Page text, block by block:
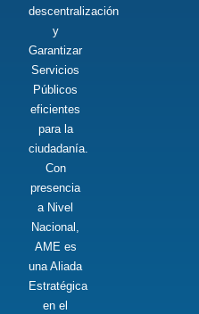
descentralización
y
Garantizar
Servicios
Públicos
eficientes
para la
ciudadanía.
Con
presencia
a Nivel
Nacional,
AME es
una Aliada
Estratégica
en el